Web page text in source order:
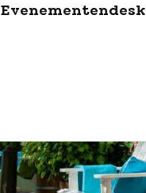
Evenementendesk